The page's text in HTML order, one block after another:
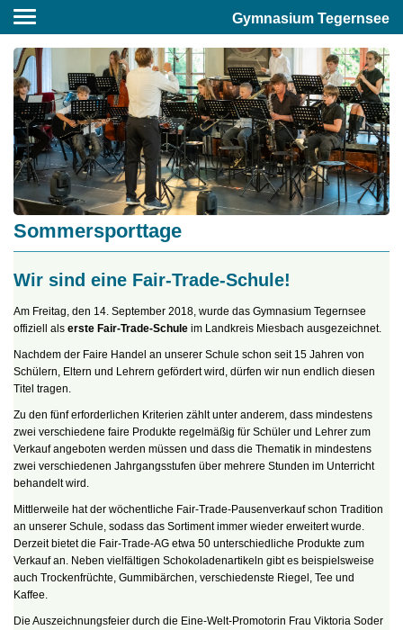
Sommersporttage
Wir sind eine Fair-Trade-Schule!
Am Freitag, den 14. September 2018, wurde das Gymnasium Tegernsee
offiziell als erste Fair-Trade-Schule im Landkreis Miesbach ausgezeichnet.
Nachdem der Faire Handel an unserer Schule schon seit 15 Jahren von
Schülern, Eltern und Lehrern gefördert wird, dürfen wir nun endlich diesen
Titel tragen.
Zu den fünf erforderlichen Kriterien zählt unter anderem, dass mindestens
zwei verschiedene faire Produkte regelmäßig für Schüler und Lehrer zum
Verkauf angeboten werden müssen und dass die Thematik in mindestens
zwei verschiedenen Jahrgangsstufen über mehrere Stunden im Unterricht
behandelt wird.
Mittlerweile hat der wöchentliche Fair-Trade-Pausenverkauf schon Tradition
an unserer Schule, sodass das Sortiment immer wieder erweitert wurde.
Derzeit bietet die Fair-Trade-AG etwa 50 unterschiedliche Produkte zum
Verkauf an. Neben vielfältigen Schokoladenartikeln gibt es beispielsweise
auch Trockenfrüchte, Gummibärchen, verschiedenste Riegel, Tee und
Kaffee.
Die Auszeichnungsfeier durch die Eine-Welt-Promotorin Frau Viktoria Soder
Gymnasium Tegernsee